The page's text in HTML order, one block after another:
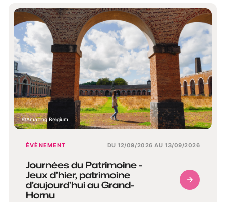
Amazing Belgium
ÉVÈNEMENT DU 12/09/2026 AU 13/09/2026
Journées du Patrimoine -
Jeux d’hier, patrimoine
d’aujourd’hui au Grand-
Hornu